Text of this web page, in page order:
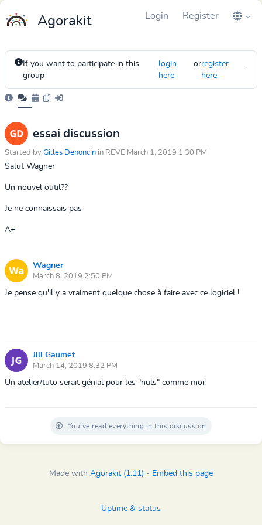
Agorakit Login Register
If you want to participate in this
group
login
here
orregister
here
.
essai discussion
Started by Gilles Denoncin in REVE March 1, 2019 1:30 PM
Salut Wagner
Un nouvel outil??
Je ne connaissais pas
A+
Wagner
March 8, 2019 2:50 PM
Je pense qu'il y a vraiment quelque chose à faire avec ce logiciel !
Jill Gaumet
March 14, 2019 8:32 PM
Un atelier/tuto serait génial pour les "nuls" comme moi!
You've read everything in this discussion
Made with Agorakit (1.11) - Embed this page
Uptime & status